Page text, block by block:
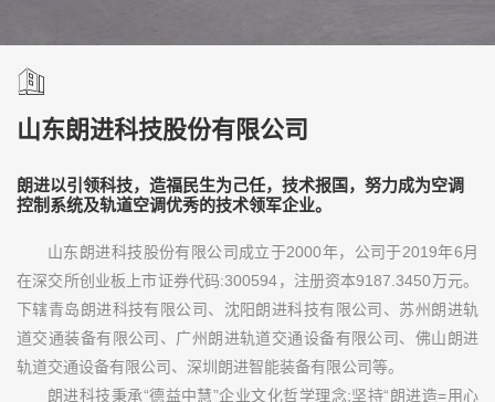
山东朗进科技股份有限公司
朗进以引领科技，造福民生为己任，技术报国，努力成为空调
控制系统及轨道空调优秀的技术领军企业。
山东朗进科技股份有限公司成立于2000年，公司于2019年6月
在深交所创业板上市证券代码:300594，注册资本9187.3450万元。
下辖青岛朗进科技有限公司、沈阳朗进科技有限公司、苏州朗进轨
道交通装备有限公司、广州朗进轨道交通设备有限公司、佛山朗进
轨道交通设备有限公司、深圳朗进智能装备有限公司等。
朗进科技秉承“德益中慧”企业文化哲学理念;坚持“朗进造=用心